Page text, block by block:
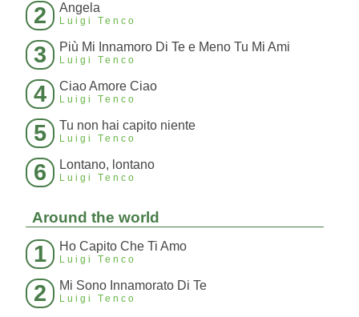
2 Angela
Luigi Tenco
3 Più Mi Innamoro Di Te e Meno Tu Mi Ami
Luigi Tenco
4 Ciao Amore Ciao
Luigi Tenco
5 Tu non hai capito niente
Luigi Tenco
6 Lontano, lontano
Luigi Tenco
Around the world
1 Ho Capito Che Ti Amo
Luigi Tenco
2 Mi Sono Innamorato Di Te
Luigi Tenco